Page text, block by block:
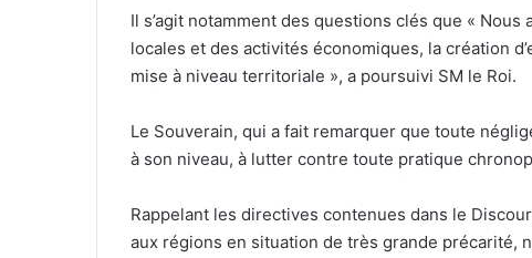
Il s’agit notamment des questions clés que «
locales et des activités économiques, la création
mise à niveau territoriale », a poursuivi SM le Roi.
Le Souverain, qui a fait remarquer que toute
à son niveau, à lutter contre toute pratique
Rappelant les directives contenues dans le
aux régions en situation de très grande précarité,